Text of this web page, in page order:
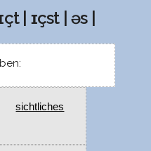
| ɪçst | əs |
sichtliches